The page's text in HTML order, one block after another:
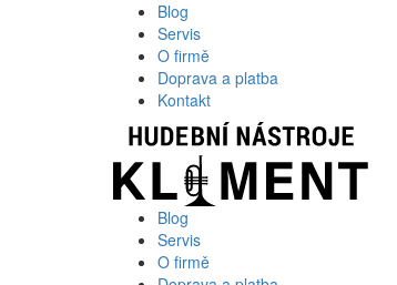
Blog
Servis
O firmě
Doprava a platba
Kontakt
Blog
Servis
O firmě